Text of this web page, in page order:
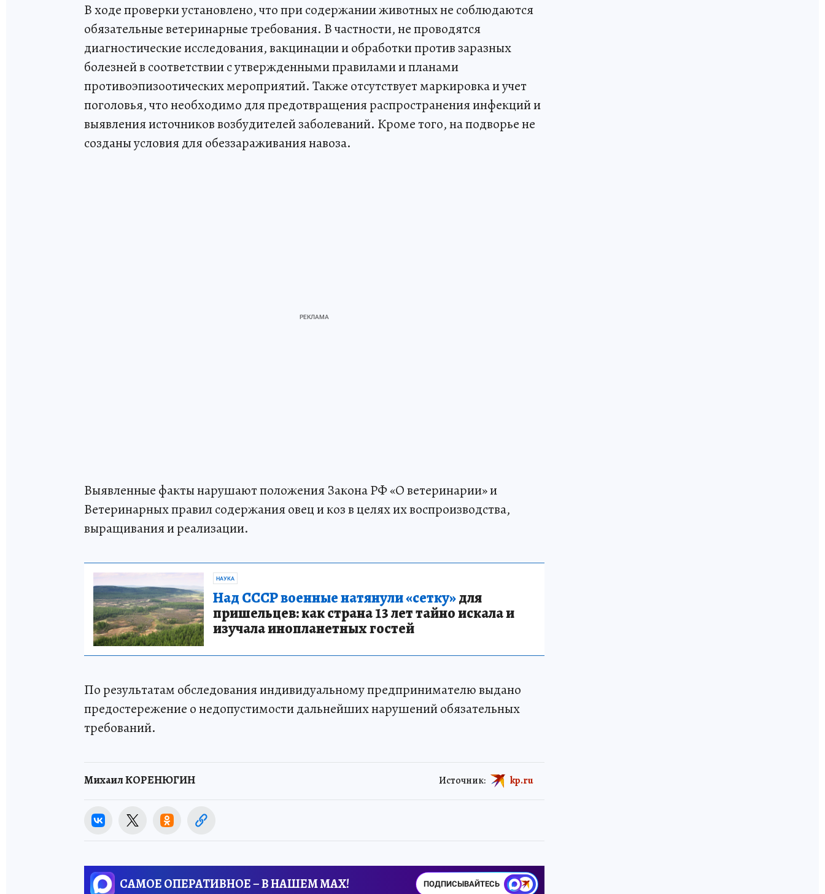
В ходе проверки установлено, что при содержании животных не соблюдаются
обязательные ветеринарные требования. В частности, не проводятся
диагностические исследования, вакцинации и обработки против заразных
болезней в соответствии с утвержденными правилами и планами
противоэпизоотических мероприятий. Также отсутствует маркировка и учет
поголовья, что необходимо для предотвращения распространения инфекций и
выявления источников возбудителей заболеваний. Кроме того, на подворье не
созданы условия для обеззараживания навоза.
Выявленные факты нарушают положения Закона РФ «О ветеринарии» и
Ветеринарных правил содержания овец и коз в целях их воспроизводства,
выращивания и реализации.
НАУКА
Над СССР военные натянули «сетку»для
пришельцев: как страна 13 лет тайно искала и
изучала инопланетных гостей
По результатам обследования индивидуальному предпринимателю выдано
предостережение о недопустимости дальнейших нарушений обязательных
требований.
Михаил КОРЕНЮГИН Источник: kp.ru
САМОЕ ОПЕРАТИВНОЕ – В НАШЕМ MAX! ПОДПИСЫВАЙТЕСЬ